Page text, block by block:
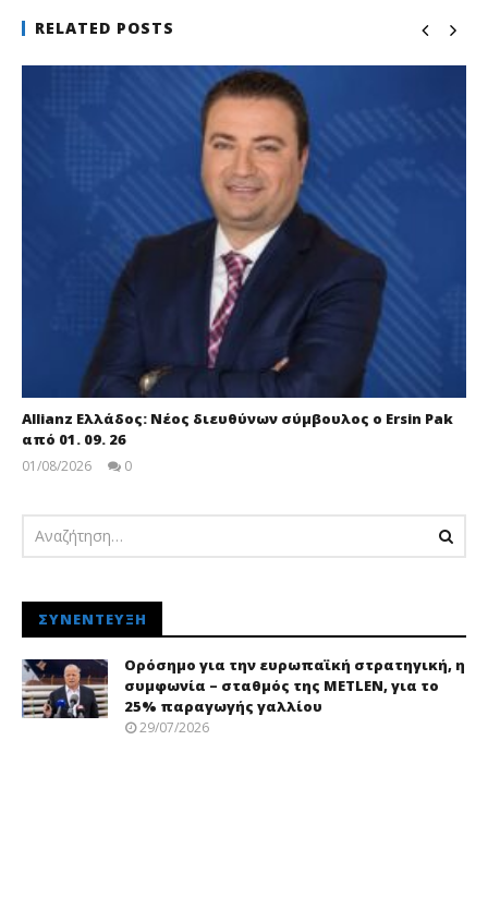
RELATED POSTS
Allianz Ελλάδος: Νέος διευθύνων σύμβουλος ο Ersin Pak
από 01. 09. 26
01/08/2026
0
ΣΥΝΈΝΤΕΥΞΗ
Ορόσημο για την ευρωπαϊκή στρατηγική, η
συμφωνία – σταθμός της METLEN, για το
25% παραγωγής γαλλίου
29/07/2026